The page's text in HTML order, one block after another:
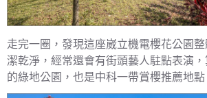
走完一圈，發現這座崴立機電櫻花公園
潔乾淨，經常還會有街頭藝人駐點表演
的綠地公園，也是中科一帶賞櫻推薦地點